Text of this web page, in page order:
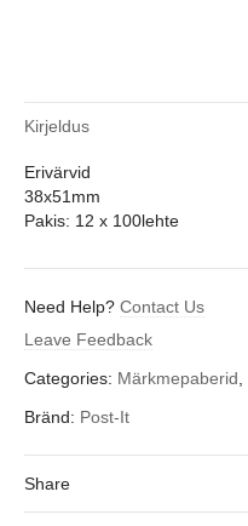
Kirjeldus
Erivärvid
38x51mm
Pakis: 12 x 100lehte
Need Help? Contact Us
Leave Feedback
Categories: Märkmepaberid,
Bränd: Post-It
Share